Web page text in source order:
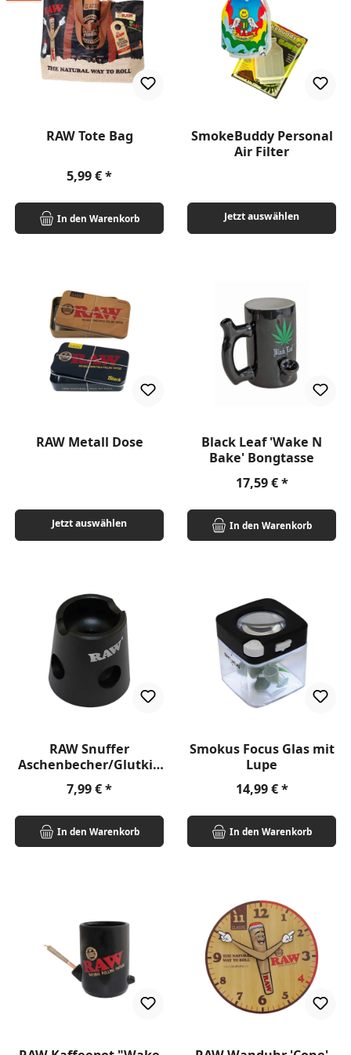
RAW Tote Bag
Regulärer Preis:
5,99 €
In den Warenkorb
SmokeBuddy Personal
Air Filter
Jetzt auswählen
RAW Metall Dose
Jetzt auswählen
Black Leaf 'Wake N
Bake' Bongtasse
Regulärer Preis:
17,59 €
In den Warenkorb
RAW Snuffer
Aschenbecher/Glutkill
er
Regulärer Preis:
7,99 €
In den Warenkorb
Smokus Focus Glas mit
Lupe
Regulärer Preis:
14,99 €
In den Warenkorb